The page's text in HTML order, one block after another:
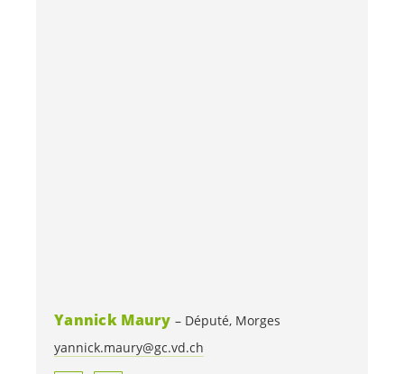
Yannick Maury
Député, Morges
yannick.maury@gc.vd.ch